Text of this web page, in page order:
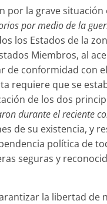
por la grave situación
por medio de la
los Estados de la
Miembros, al
conformidad con
requiere que se
de los dos
durante el reciente
de su existencia, y
política de
seguras y
la libertad de